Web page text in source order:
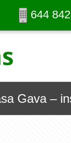
644
Gava –